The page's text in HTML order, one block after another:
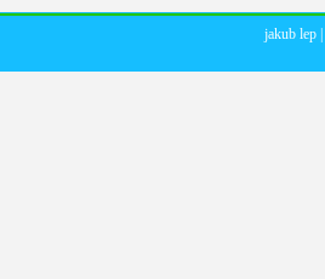
jakub lep|